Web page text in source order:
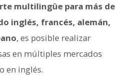
multilingüe para más de
inglés, francés, alemán,
, es posible realizar
en múltiples mercados
en inglés.